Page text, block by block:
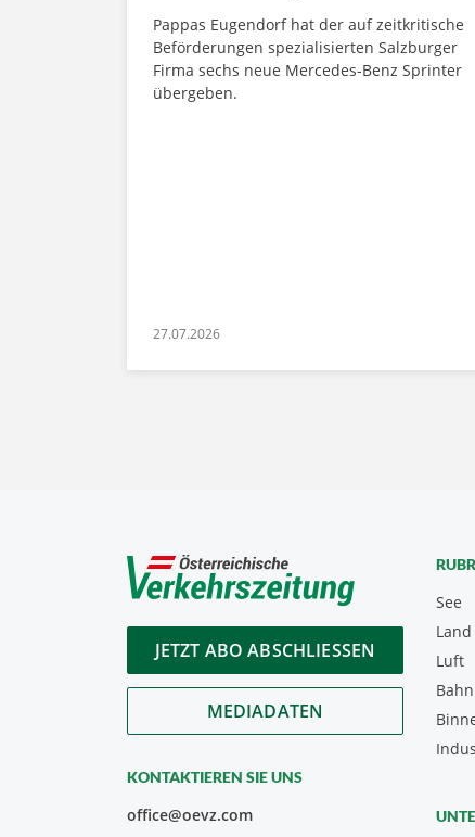
Pappas Eugendorf hat der auf zeitkritische
Beförderungen spezialisierten Salzburger
Firma sechs neue Mercedes-Benz Sprinter
übergeben.
27.07.2026
JETZT ABO ABSCHLIESSEN
MEDIADATEN
KONTAKTIEREN SIE UNS
office@oevz.com
See
Land
Luft
Bahn